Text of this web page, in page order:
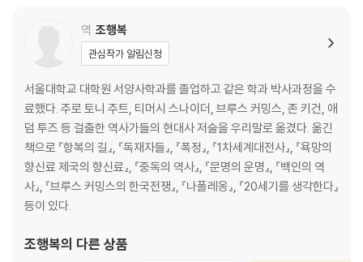
역 조행복
관심작가 알림신청
서울대학교 대학원 서양사학과를 졸업하고 같은 학과 박사과정을 수
료했다. 주로 토니 주트, 티머시 스나이더, 브루스 커밍스, 존 키건, 애
덤 투즈 등 걸출한 역사가들의 현대사 저술을 우리말로 옮겼다. 옮긴
책으로 『항복의 길』, 『독재자들』, 『폭정』, 『1차세계대전사』, 『욕망의
향신료 제국의 향신료』, 『중독의 역사』, 『문명의 운명』, 『백인의 역
사』, 『브루스 커밍스의 한국전쟁』, 『나폴레옹』, 『20세기를 생각한다』
등이 있다.
조행복의 다른 상품